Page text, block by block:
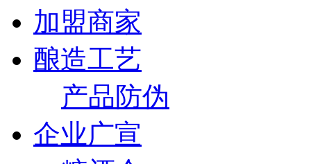
加盟商家
酿造工艺
产品防伪
企业广宣